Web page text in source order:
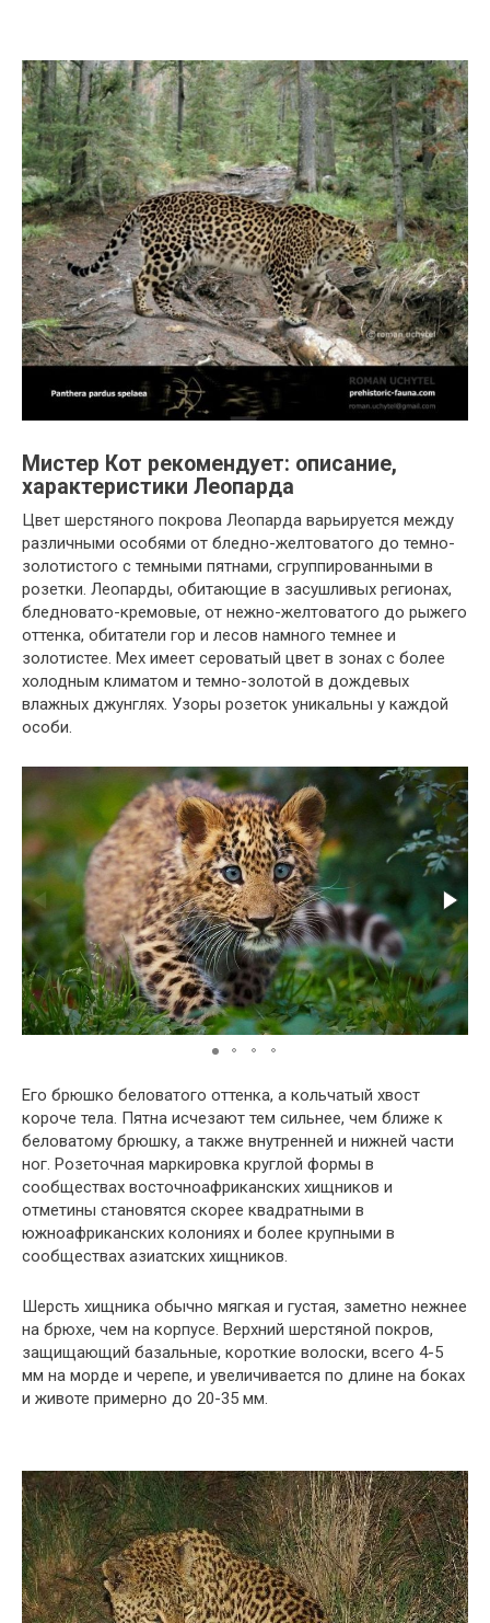
Мистер Кот рекомендует: описание,
характеристики Леопарда
Цвет шерстяного покрова Леопарда варьируется между
различными особями от бледно-желтоватого до темно-
золотистого с темными пятнами, сгруппированными в
розетки. Леопарды, обитающие в засушливых регионах,
бледновато-кремовые, от нежно-желтоватого до рыжего
оттенка, обитатели гор и лесов намного темнее и
золотистее. Мех имеет сероватый цвет в зонах с более
холодным климатом и темно-золотой в дождевых
влажных джунглях. Узоры розеток уникальны у каждой
особи.
Его брюшко беловатого оттенка, а кольчатый хвост
короче тела. Пятна исчезают тем сильнее, чем ближе к
беловатому брюшку, а также внутренней и нижней части
ног. Розеточная маркировка круглой формы в
сообществах восточноафриканских хищников и
отметины становятся скорее квадратными в
южноафриканских колониях и более крупными в
сообществах азиатских хищников.
Шерсть хищника обычно мягкая и густая, заметно нежнее
на брюхе, чем на корпусе. Верхний шерстяной покров,
защищающий базальные, короткие волоски, всего 4-5
мм на морде и черепе, и увеличивается по длине на боках
и животе примерно до 20-35 мм.